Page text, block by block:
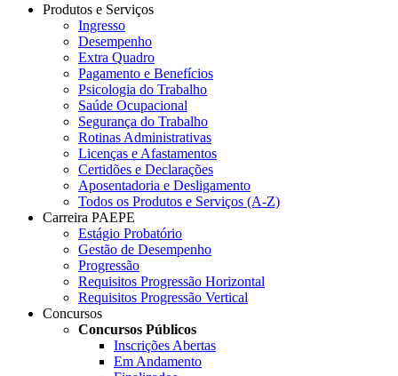
Produtos e Serviços
Ingresso
Desempenho
Extra Quadro
Pagamento e Benefícios
Psicologia do Trabalho
Saúde Ocupacional
Segurança do Trabalho
Rotinas Administrativas
Licenças e Afastamentos
Certidões e Declarações
Aposentadoria e Desligamento
Todos os Produtos e Serviços (A-Z)
Carreira PAEPE
Estágio Probatório
Gestão de Desempenho
Progressão
Requisitos Progressão Horizontal
Requisitos Progressão Vertical
Concursos
Concursos Públicos
Inscrições Abertas
Em Andamento